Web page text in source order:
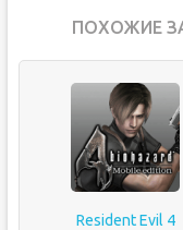
ПОХОЖИЕ
Resident Evil 4